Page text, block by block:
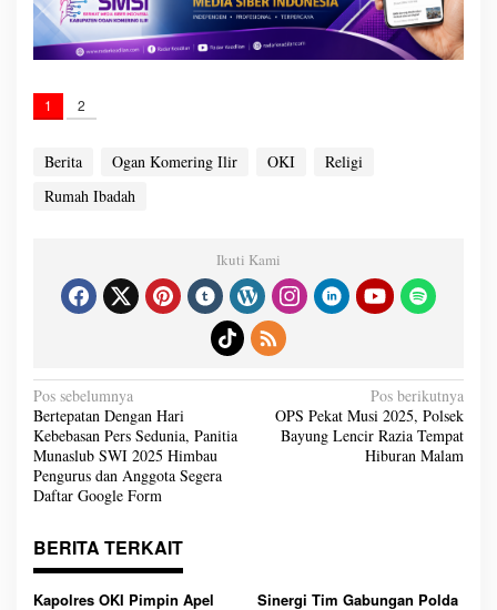
1 2
Berita Ogan Komering Ilir OKI
Religi
Rumah Ibadah
Ikuti Kami
N
a
v
i
g
a
s
i
p
s
Pos sebelumnya
Bertepatan Dengan Hari
Kebebasan Pers Sedunia, Panitia
Munaslub SWI 2025 Himbau
Pengurus dan Anggota Segera
Daftar Google Form
Pos berikutnya
OPS Pekat Musi 2025, Polsek
Bayung Lencir Razia Tempat
Hiburan Malam
BERITA TERKAIT
Kapolres OKI Pimpin Apel
Sinergi Tim Gabungan Polda